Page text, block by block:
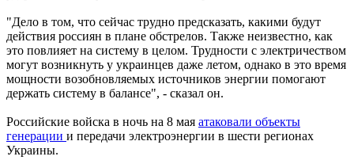
"Дело в том, что сейчас трудно предсказать, какими будут
действия россиян в плане обстрелов. Также неизвестно, как
это повлияет на систему в целом. Трудности с электричеством
могут возникнуть у украинцев даже летом, однако в это время
мощности возобновляемых источников энергии помогают
держать систему в балансе", - сказал он.
Российские войска в ночь на 8 мая атаковали объекты
генерации и передачи электроэнергии в шести регионах
Украины.